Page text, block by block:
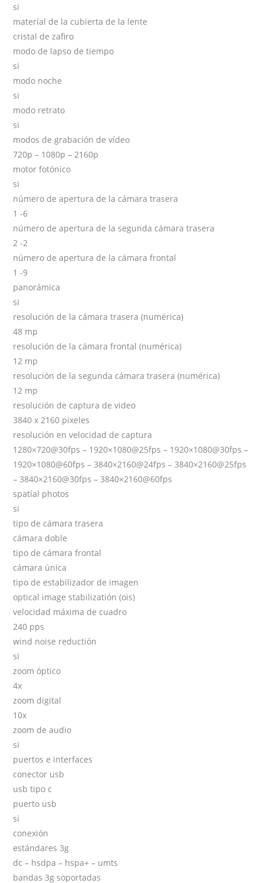
si
materíal de la cubierta de la lente
cristal de zafiro
modo de lapso de tiempo
si
modo noche
si
modo retrato
si
modos de grabación de vídeo
720p – 1080p – 2160p
motor fotónico
si
número de apertura de la cámara trasera
1 -6
número de apertura de la segunda cámara trasera
2 -2
número de apertura de la cámara frontal
1 -9
panorámica
si
resolución de la cámara trasera (numérica)
48 mp
resolución de la cámara frontal (numérica)
12 mp
resolución de la segunda cámara trasera (numérica)
12 mp
resolución de captura de video
3840 x 2160 pixeles
resolución en velocidad de captura
1280×720@30fps – 1920×1080@25fps – 1920×1080@30fps –
1920×1080@60fps – 3840×2160@24fps – 3840×2160@25fps
– 3840×2160@30fps – 3840×2160@60fps
spatíal photos
si
tipo de cámara trasera
cámara doble
tipo de cámara frontal
cámara única
tipo de estabilizador de imagen
optical image stabilizatión (ois)
velocidad máxima de cuadro
240 pps
wind noise reductión
si
zoom óptico
4x
zoom digital
10x
zoom de audio
si
puertos e interfaces
conector usb
usb tipo c
puerto usb
si
conexión
estándares 3g
dc – hsdpa – hspa+ – umts
bandas 3g soportadas